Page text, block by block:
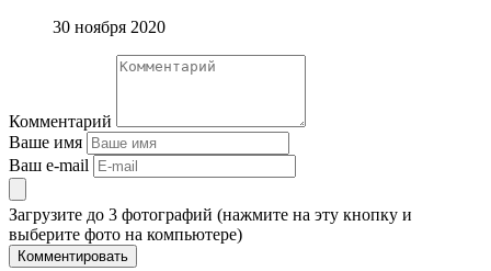
30 ноября 2020
Комментарий
Ваше имя
Ваш e-mail
Загрузите до 3 фотографий (нажмите на эту кнопку и
выберите фото на компьютере)
Комментировать